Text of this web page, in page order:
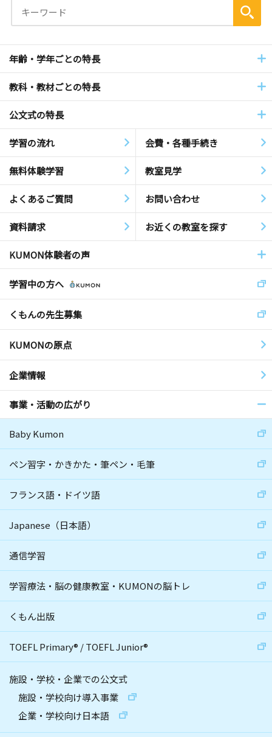
年齢・学年ごとの特長
教科・教材ごとの特長
公文式の特長
学習の流れ 会費・各種手続き
無料体験学習 教室見学
よくあるご質問 お問い合わせ
資料請求 お近くの教室を探す
KUMON体験者の声
学習中の方へ
くもんの先生募集
KUMONの原点
企業情報
事業・活動の広がり
Baby Kumon
ペン習字・かきかた・筆ペン・毛筆
フランス語・ドイツ語
Japanese（日本語）
通信学習
学習療法・脳の健康教室・KUMONの脳トレ
くもん出版
TOEFL Primary® /TOEFL Junior®
施設・学校・企業での公文式
施設・学校向け導入事業
企業・学校向け日本語